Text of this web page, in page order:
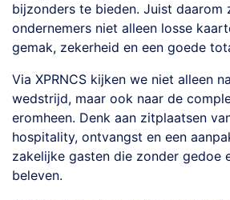
bijzonders te bieden. Juist daarom
ondernemers niet alleen losse
gemak, zekerheid en een goede
Via XPRNCS kijken we niet alleen
wedstrijd, maar ook naar de
eromheen. Denk aan zitplaatsen
hospitality, ontvangst en een
zakelijke gasten die zonder gedoe
beleven.